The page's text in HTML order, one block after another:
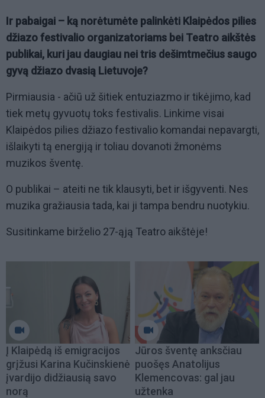
Ir pabaigai – ką norėtumėte palinkėti Klaipėdos pilies
džiazo festivalio organizatoriams bei Teatro aikštės
publikai, kuri jau daugiau nei tris dešimtmečius saugo
gyvą džiazo dvasią Lietuvoje?
Pirmiausia - ačiū už šitiek entuziazmo ir tikėjimo, kad
tiek metų gyvuotų toks festivalis. Linkime visai
Klaipėdos pilies džiazo festivalio komandai nepavargti,
išlaikyti tą energiją ir toliau dovanoti žmonėms
muzikos šventę.
O publikai – ateiti ne tik klausyti, bet ir išgyventi. Nes
muzika gražiausia tada, kai ji tampa bendru nuotykiu.
Susitinkame birželio 27-ąją Teatro aikštėje!
Į Klaipėdą iš emigracijos
grįžusi Karina Kučinskienė
įvardijo didžiausią savo
norą
Jūros šventę anksčiau
puošęs Anatolijus
Klemencovas: gal jau
užtenka